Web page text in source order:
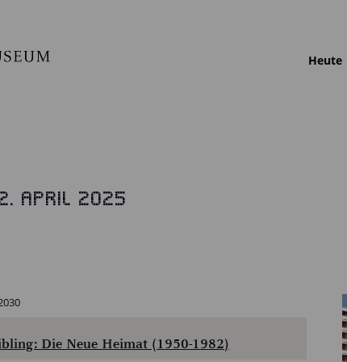
Heute
April 2025
Die Neue Heimat (1950-1982)